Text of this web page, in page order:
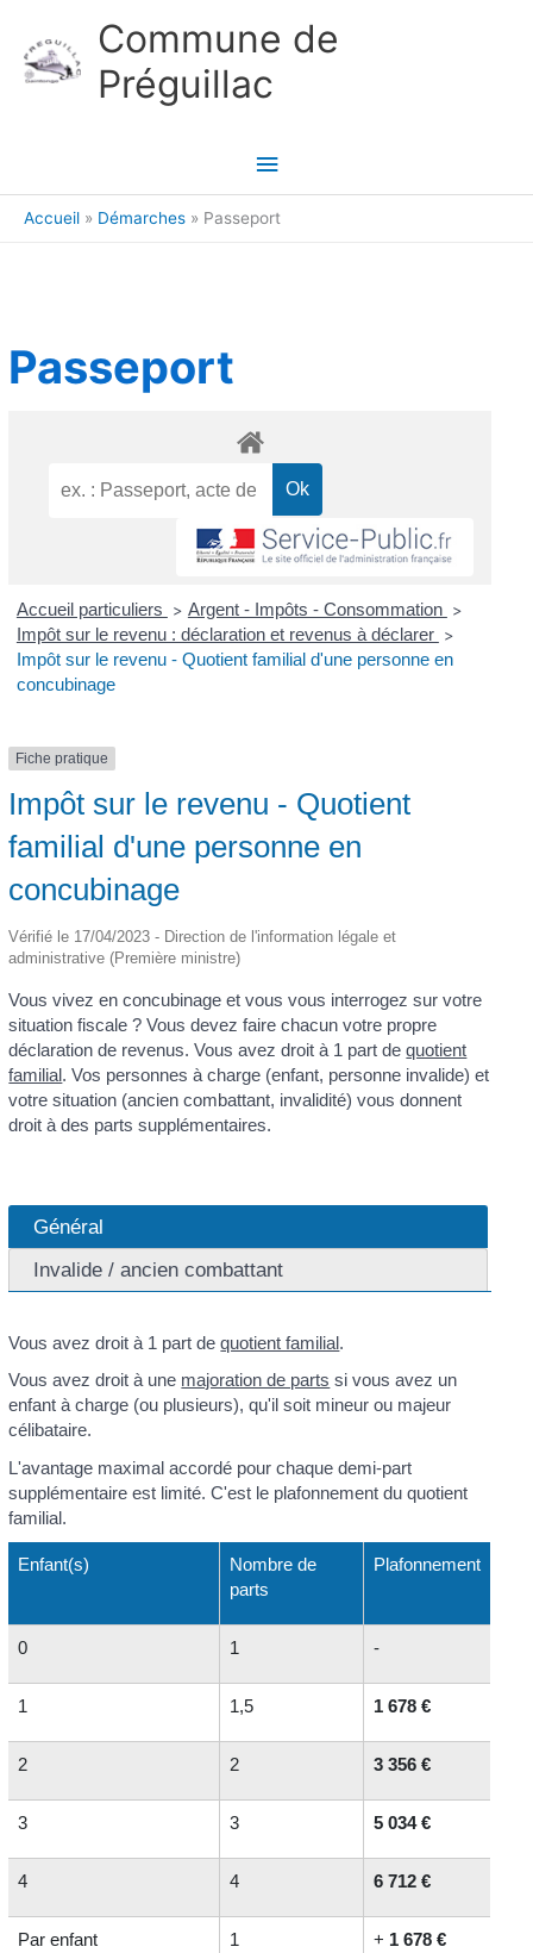
Commune de
Préguillac
Menu
principal
Accueil Démarches Passeport
Passeport
Accueil particuliers > Argent - Impôts - Consommation >
Impôt sur le revenu : déclaration et revenus à déclarer >
Impôt sur le revenu - Quotient familial d'une personne en
concubinage
Fiche pratique
Impôt sur le revenu - Quotient
familial d'une personne en
concubinage
Vérifié le 17/04/2023 - Direction de l'information légale et
administrative (Première ministre)
Vous vivez en concubinage et vous vous interrogez sur votre
situation fiscale ? Vous devez faire chacun votre propre
déclaration de revenus. Vous avez droit à 1 part dequotient
familial. Vos personnes à charge (enfant, personne invalide) et
votre situation (ancien combattant, invalidité) vous donnent
droit à des parts supplémentaires.
Général
Invalide / ancien combattant
Vous avez droit à 1 part dequotient familial.
Vous avez droit à une majoration de parts si vous avez un
enfant à charge (ou plusieurs), qu'il soit mineur ou majeur
célibataire.
L'avantage maximal accordé pour chaque demi-part
supplémentaire est limité. C'est le plafonnement du quotient
familial.
Enfant(s)
Nombre de
parts
Plafonnement
0 1 -
1 1,5 1 678 €
2 2 3 356 €
3 3 5 034 €
4 4 6 712 €
Par enfant
1 + 1 678 €